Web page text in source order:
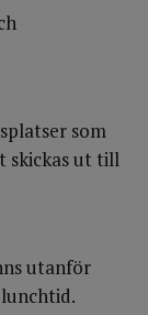
som
skickas ut till
utanför